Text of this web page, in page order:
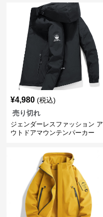
¥4,980 (税込)
売り切れ
ジェンダーレスファッション ア
ウトドアマウンテンパーカー